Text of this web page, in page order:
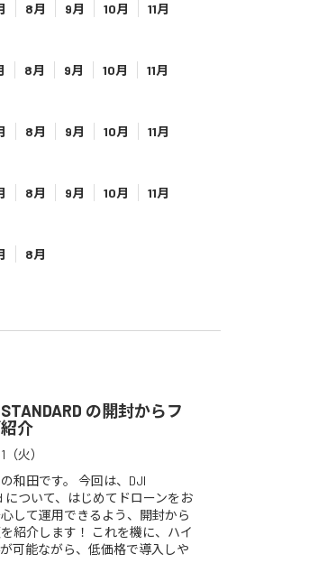
8月 9月 10月
11月
8月 9月 10月
11月
8月 9月 10月
11月
8月 9月 10月
11月
8月
の開封からフ
介
火）
和田です。 今回は、DJI
について、はじめてドローンをお
して運用できるよう、開封から
紹介します！ これを機に、ハイ
可能ながら、低価格で導入しや